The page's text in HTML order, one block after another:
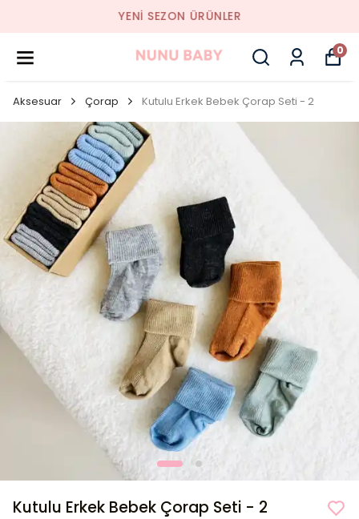
YENI SEZON ÜRÜNLER
0
Aksesuar Çorap Kutulu Erkek Bebek Çorap Seti - 2
Kutulu Erkek Bebek Çorap Seti - 2